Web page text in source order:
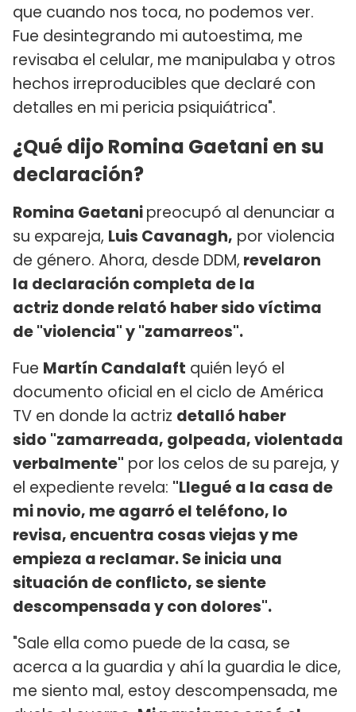
que cuando nos toca, no podemos ver.
Fue desintegrando mi autoestima, me
revisaba el celular, me manipulaba y otros
hechos irreproducibles que declaré con
detalles en mi pericia psiquiátrica".
¿Qué dijo Romina Gaetani en su
declaración?
Romina Gaetanipreocupó al denunciar a
su expareja, Luis Cavanagh, por violencia
de género. Ahora, desde DDM, revelaron
la declaración completa de la
actriz donde relató haber sido víctima
de "violencia" y "zamarreos".
Fue Martín Candalaft quién leyó el
documento oficial en el ciclo de América
TV en donde la actriz detalló haber
sido "zamarreada, golpeada, violentada
verbalmente" por los celos de su pareja, y
el expediente revela: "Llegué a la casa de
mi novio, me agarró el teléfono, lo
revisa, encuentra cosas viejas y me
empieza a reclamar. Se inicia una
situación de conflicto, se siente
descompensada y con dolores".
"Sale ella como puede de la casa, se
acerca a la guardia y ahí la guardia le dice,
me siento mal, estoy descompensada, me